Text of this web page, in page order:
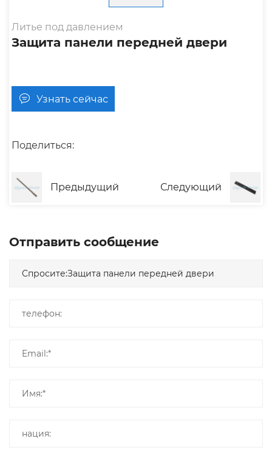
Литье под давлением
Защита панели передней двери
Узнать сейчас
Поделиться:
Предыдущий Следующий
Отправить сообщение